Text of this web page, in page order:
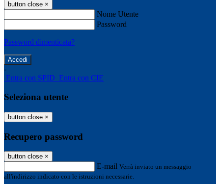
button close ×
Nome Utente
Password
Password dimenticata?
-
Entra con SPID Entra con CIE
Seleziona utente
button close ×
Recupero password
button close ×
E-mail Verrà inviato un messaggio
all'indirizzo indicato con le istruzioni necessarie.